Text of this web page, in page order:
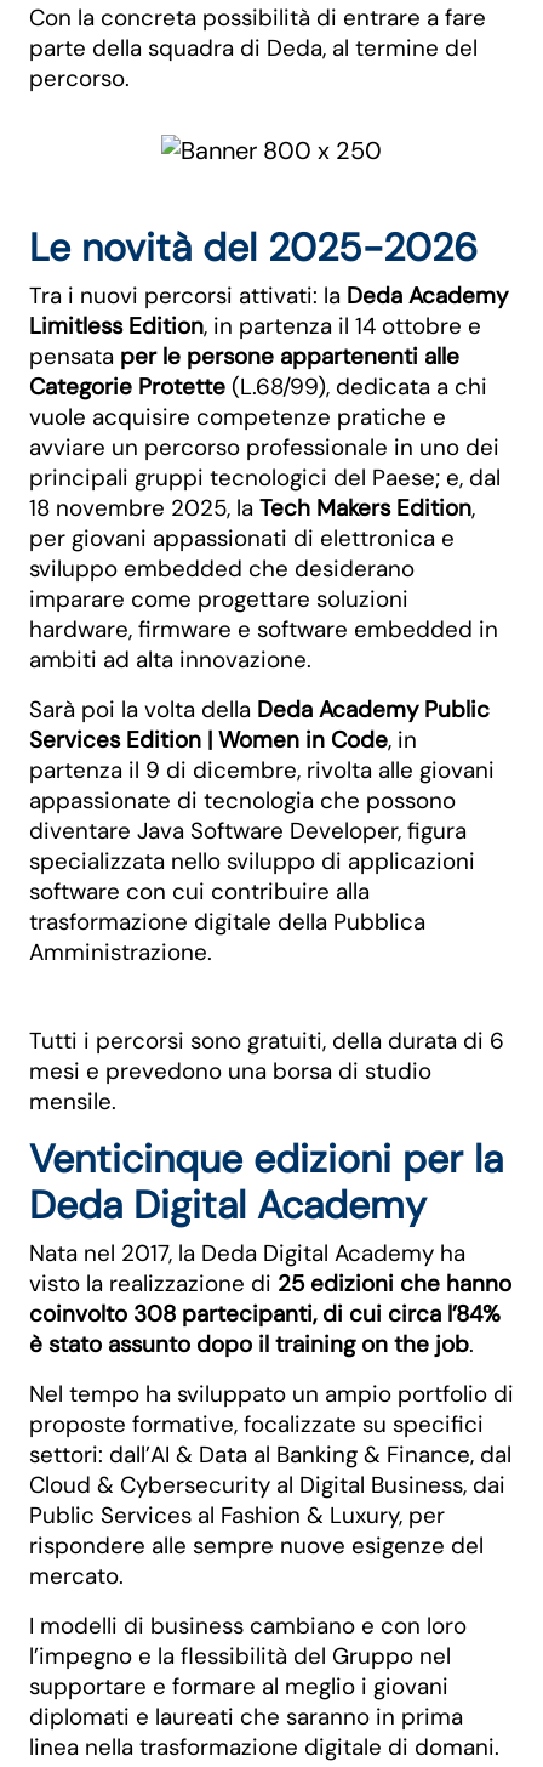
Con la concreta possibilità di entrare a fare
parte della squadra di Deda, al termine del
percorso.
Le novità del 2025-2026
Tra i nuovi percorsi attivati: la Deda Academy
Limitless Edition, in partenza il 14 ottobre e
pensata per le persone appartenenti alle
Categorie Protette (L.68/99), dedicata a chi
vuole acquisire competenze pratiche e
avviare un percorso professionale in uno dei
principali gruppi tecnologici del Paese; e, dal
18 novembre 2025, la Tech Makers Edition,
per giovani appassionati di elettronica e
sviluppo embedded che desiderano
imparare come progettare soluzioni
hardware, firmware e software embedded in
ambiti ad alta innovazione.
Sarà poi la volta della Deda Academy Public
Services Edition | Women in Code, in
partenza il 9 di dicembre, rivolta alle giovani
appassionate di tecnologia che possono
diventare Java Software Developer, figura
specializzata nello sviluppo di applicazioni
software con cui contribuire alla
trasformazione digitale della Pubblica
Amministrazione.
Tutti i percorsi sono gratuiti, della durata di 6
mesi e prevedono una borsa di studio
mensile.
Venticinque edizioni per la
Deda Digital Academy
Nata nel 2017, la Deda Digital Academy ha
visto la realizzazione di 25 edizioni che hanno
coinvolto 308 partecipanti, di cui circa l’84%
è stato assunto dopo il training on the job.
Nel tempo ha sviluppato un ampio portfolio di
proposte formative, focalizzate su specifici
settori: dall’AI & Data al Banking & Finance, dal
Cloud & Cybersecurity al Digital Business, dai
Public Services al Fashion & Luxury, per
rispondere alle sempre nuove esigenze del
mercato.
I modelli di business cambiano e con loro
l’impegno e la flessibilità del Gruppo nel
supportare e formare al meglio i giovani
diplomati e laureati che saranno in prima
linea nella trasformazione digitale di domani.